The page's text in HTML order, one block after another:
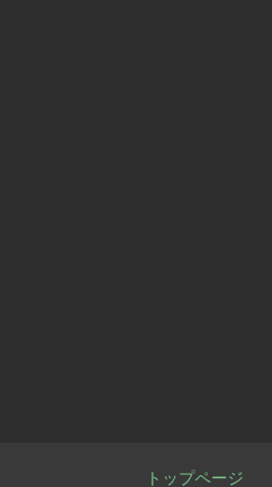
トップページ